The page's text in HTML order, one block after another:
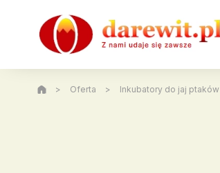
> Oferta > Inkubatory do jaj ptaków